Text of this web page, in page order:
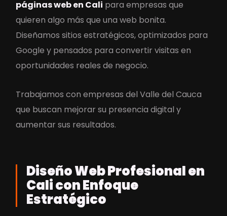
páginas web en Cali para empresas que
quieren algo más que una web bonita.
Diseñamos sitios estratégicos, optimizados para
Google y pensados para convertir visitas en
oportunidades reales de negocio.
Trabajamos con empresas del Valle del Cauca
que buscan mejorar su presencia digital y
aumentar sus resultados.
Diseño Web Profesional en
Cali con Enfoque
Estratégico